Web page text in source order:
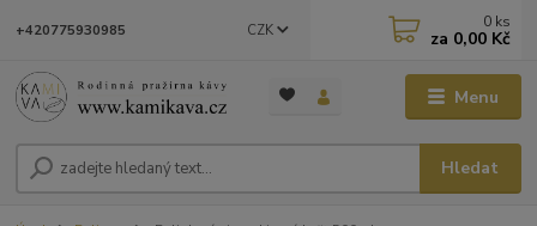
Menu
CZK
Hledat
+420775930985 0 ks
za 0,00 Kč